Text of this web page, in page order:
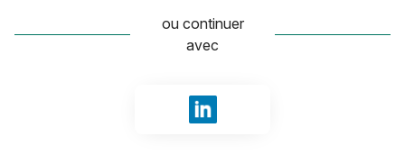
ou continuer
avec
Se connecter avec LinkedIn